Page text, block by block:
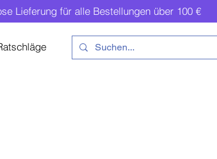
Lieferung für alle Bestellungen über 100 €